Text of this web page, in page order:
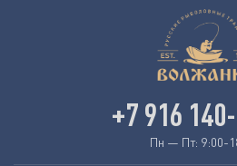
+7 916
Пн — Пт: 9:00-